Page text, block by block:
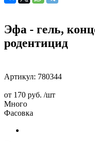
Эфа - гель,
родентицид
Артикул: 780344
от 170 руб. /шт
Много
Фасовка